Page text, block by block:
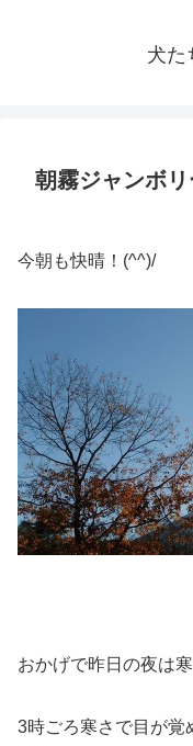
犬た
朝霧ジャンボ
今朝も快晴！(^^)/
おかげで昨日の夜は
3時ごろ寒さで目が覚